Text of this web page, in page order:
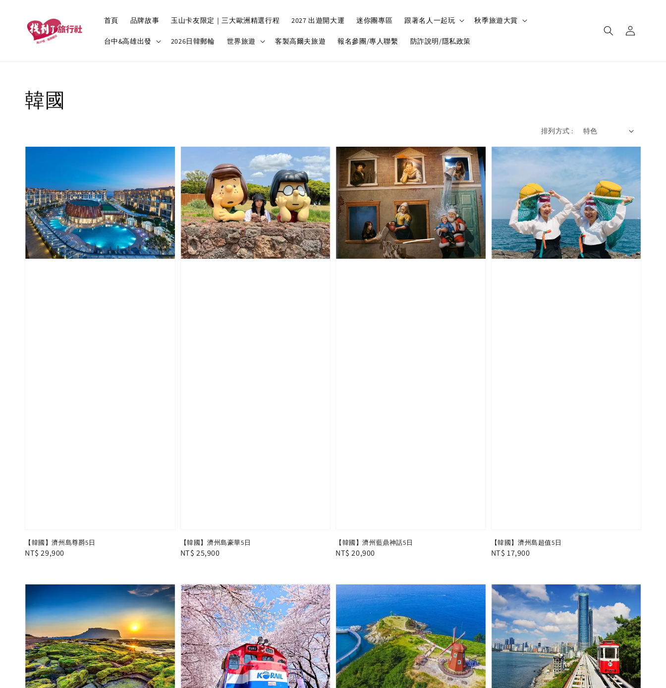
首頁 品牌故事 玉山卡友限定｜三大歐洲精選行程 2027 出遊開大運 迷你團專區 跟著名人一起玩 秋季旅遊大賞
台中&高雄出發 2026日韓郵輪 世界旅遊 客製高爾夫旅遊 報名參團/專人聯繫 防詐說明/隱私政策
韓國
排列方式 :
【韓國】濟州島尊爵5日
Regular
NT$ 29,900
【韓國】濟州島豪華5日
Regular
NT$ 25,900
【韓國】濟州藍鼎神話5日
Regular
NT$ 20,900
【韓國】濟州島超值5日
Regular
NT$ 17,900